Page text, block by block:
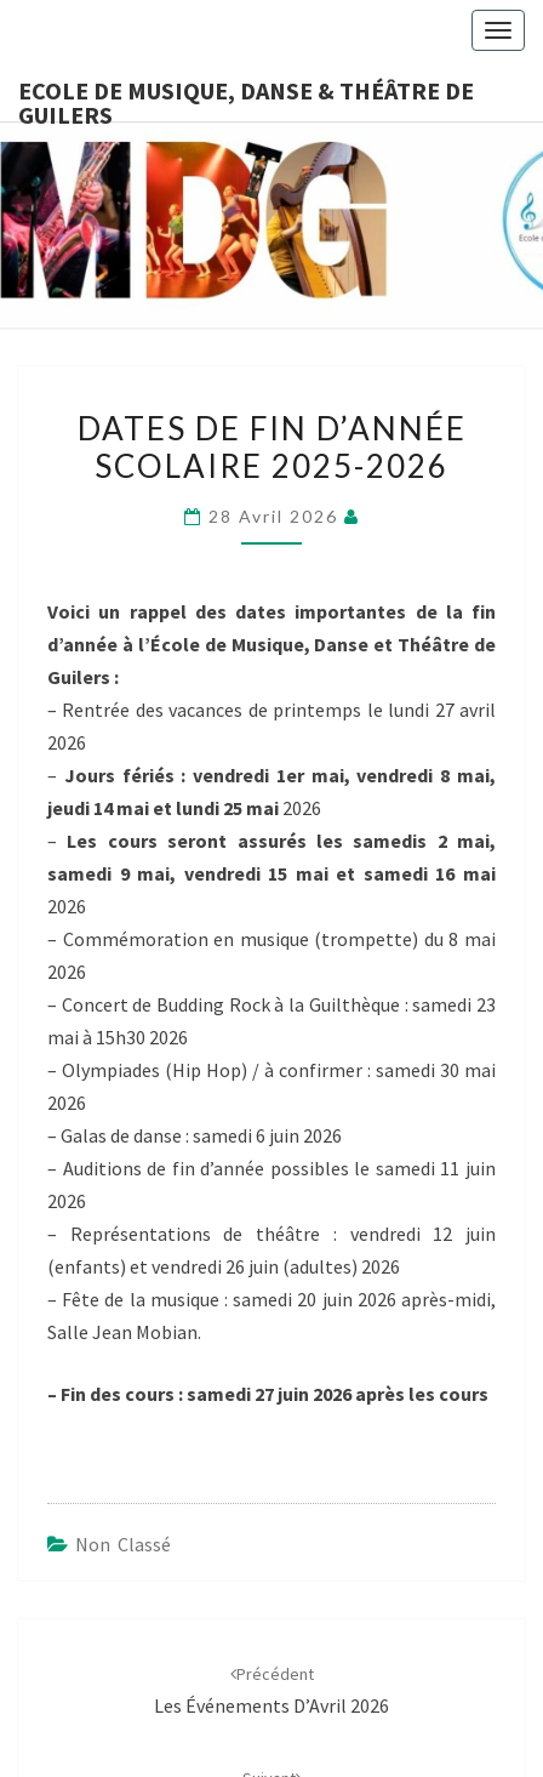
ECOLE DE MUSIQUE, DANSE & THÉÂTRE DE
GUILERS
ECOLE
DE
GUILERS
Ecole
Associative,
Cours De
Musique,
DE
FIN
SCOLAIRE
DATES DE FIN D’ANNÉE
SCOLAIRE 2025-2026
28 Avril 2026
Voici un rappel des dates importantes de la fin
d’année à l’École de Musique, Danse et Théâtre de
Guilers :
– Rentrée des vacances de printemps le lundi 27 avril
2026
– Jours fériés : vendredi 1er mai, vendredi 8 mai,
jeudi 14 mai et lundi 25 mai 2026
– Les cours seront assurés les samedis 2 mai,
samedi 9 mai, vendredi 15 mai et samedi 16 mai
2026
– Commémoration en musique (trompette) du 8 mai
2026
– Concert de Budding Rock à la Guilthèque : samedi 23
mai à 15h30 2026
– Olympiades (Hip Hop) / à confirmer : samedi 30 mai
2026
– Galas de danse : samedi 6 juin 2026
– Auditions de fin d’année possibles le samedi 11 juin
2026
– Représentations de théâtre : vendredi 12 juin
(enfants) et vendredi 26 juin (adultes) 2026
– Fête de la musique : samedi 20 juin 2026 après-midi,
Salle Jean Mobian.
– Fin des cours : samedi 27 juin 2026 après les cours
Non Classé
Précédent
Les Événements D’Avril 2026